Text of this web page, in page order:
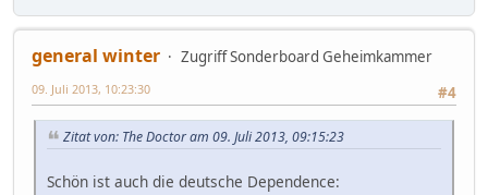
general winter
Zugriff Sonderboard Geheimkammer
#4
09. Juli 2013, 10:23:30
Zitat von: The Doctor am 09. Juli 2013, 09:15:23
Schön ist auch die deutsche Dependence: